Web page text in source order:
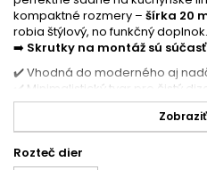
kompaktné rozmery – šírka 20
robia štýlový, no funkčný doplnok.
➡️ Skrutky na montáž sú
✔️ Vhodná do moderného aj
✔️ Minimalistický tvar pre čistý
✔️ Kvalitný materiál s dlhou
Vyber si z ponúkaných
charakter.
Rozteč dier